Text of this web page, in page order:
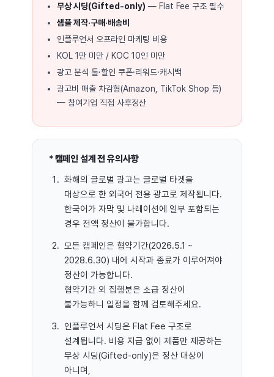
무상 시딩(Gifted-only) — Flat Fee 구조 필수
샘플 제작·구매·배송비
인플루언서 오프라인 마케팅 비용
KOL 1만 미만 / KOC 10인 미만
광고 분석 툴·할인 쿠폰·리워드·캐시백
광고비 매출 차감형(Amazon, TikTok Shop 등)
— 참여기업 직접 사후정산
* 캠페인 설계 전 유의사항
화해의 글로벌 광고는 글로벌 타겟을
대상으로 한 외국어 전용 광고로 제작됩니다.
한국어가 자막 및 나레이션에 일부 포함되는
경우 전액 정산이 불가합니다.
모든 캠페인은 협약기간(2026.5.1 ~
2028.6.30) 내에 시작과 종료가 이루어져야
정산이 가능합니다.
협약기간 외 집행분은 소급 정산이
불가능하니 일정을 함께 검토해주세요.
인플루언서 시딩은 Flat Fee 구조로
설계됩니다. 비용 지급 없이 제품만 제공하는
무상 시딩(Gifted-only)은 정산 대상이
아니며,